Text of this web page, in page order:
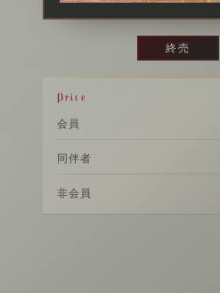
終売
Price
会員
同伴者
非会員